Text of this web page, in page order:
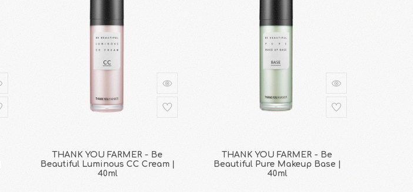
THANK YOU FARMER - Be
Beautiful Luminous CC Cream |
40ml
THANK YOU FARMER - Be
Beautiful Pure Makeup Base |
40ml